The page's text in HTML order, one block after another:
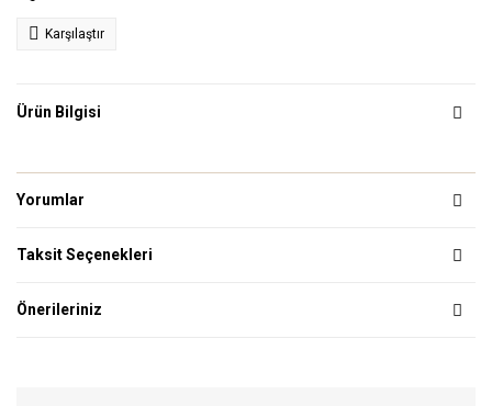
Karşılaştır
Ürün Bilgisi
Yorumlar
Taksit Seçenekleri
Önerileriniz